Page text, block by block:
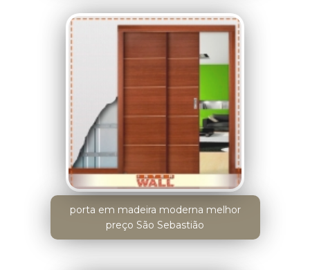
porta em madeira moderna melhor
preço São Sebastião